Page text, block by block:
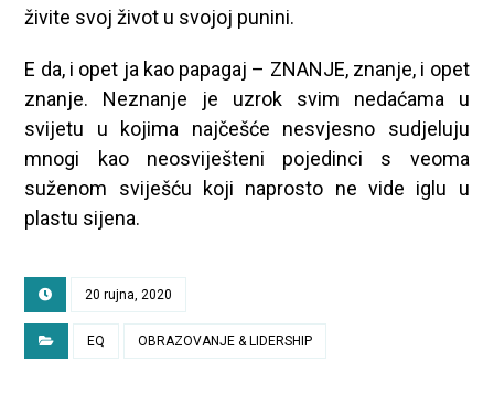
živite svoj život u svojoj punini.
E da, i opet ja kao papagaj – ZNANJE, znanje, i opet
znanje. Neznanje je uzrok svim nedaćama u
svijetu u kojima najčešće nesvjesno sudjeluju
mnogi kao neosviješteni pojedinci s veoma
suženom sviješću koji naprosto ne vide iglu u
plastu sijena.
20 rujna, 2020
EQ OBRAZOVANJE & LIDERSHIP